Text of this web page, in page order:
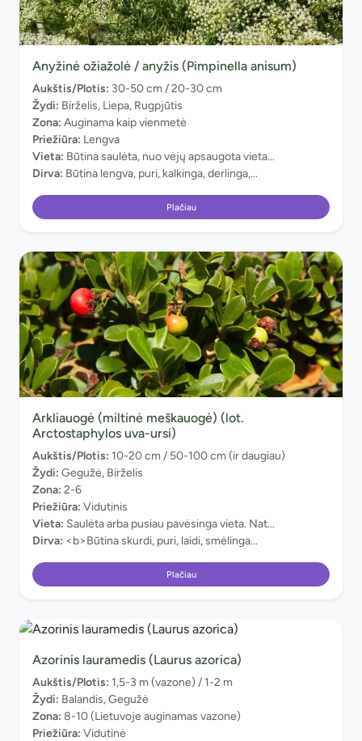
Anyžinė ožiažolė / anyžis (Pimpinella anisum)
Aukštis/Plotis: 30-50 cm / 20-30 cm
Žydi: Birželis, Liepa, Rugpjūtis
Zona: Auginama kaip vienmetė
Priežiūra: Lengva
Vieta: Būtina saulėta, nuo vėjų apsaugota vieta...
Dirva: Būtina lengva, puri, kalkinga, derlinga,...
Plačiau
Arkliauogė (miltinė meškauogė) (lot.
Arctostaphylos uva-ursi)
Aukštis/Plotis: 10-20 cm / 50-100 cm (ir daugiau)
Žydi: Gegužė, Birželis
Zona: 2-6
Priežiūra: Vidutinis
Vieta: Saulėta arba pusiau pavėsinga vieta. Nat...
Dirva: <b>Būtina skurdi, puri, laidi, smėlinga...
Plačiau
Azorinis lauramedis (Laurus azorica)
Aukštis/Plotis: 1,5-3 m (vazone) / 1-2 m
Žydi: Balandis, Gegužė
Zona: 8-10 (Lietuvoje auginamas vazone)
Priežiūra: Vidutinė